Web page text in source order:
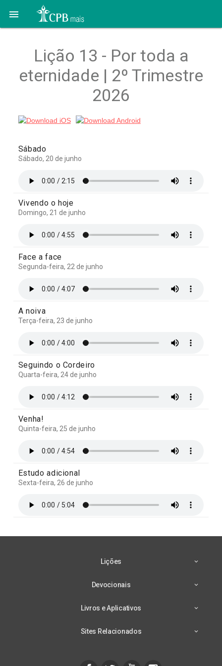

Lição 13 - Por toda a
eternidade | 2º Trimestre
2026
Sábado
Sábado, 20 de junho
Vivendo o hoje
Domingo, 21 de junho
Face a face
Segunda-feira, 22 de junho
A noiva
Terça-feira, 23 de junho
Seguindo o Cordeiro
Quarta-feira, 24 de junho
Venha!
Quinta-feira, 25 de junho
Estudo adicional
Sexta-feira, 26 de junho
Lições
Devocionais
Livros e Aplicativos
Sites Relacionados